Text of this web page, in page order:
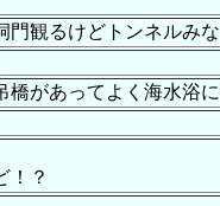
門観るけどトンネルみ
橋があってよく海水浴
！？